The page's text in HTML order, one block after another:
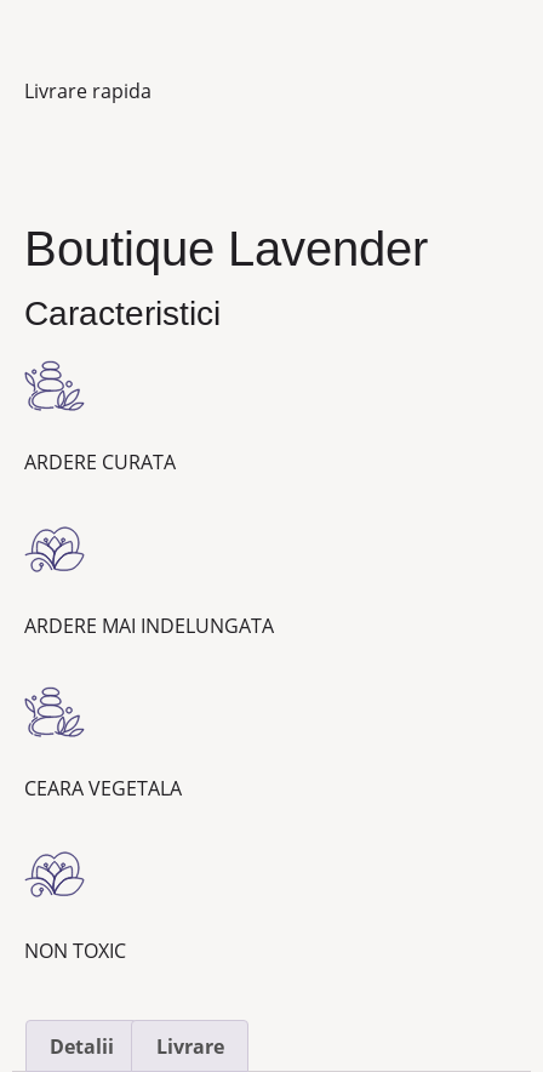
Livrare rapida
Boutique Lavender
Caracteristici
ARDERE CURATA
ARDERE MAI INDELUNGATA
CEARA VEGETALA
NON TOXIC
Detalii Livrare